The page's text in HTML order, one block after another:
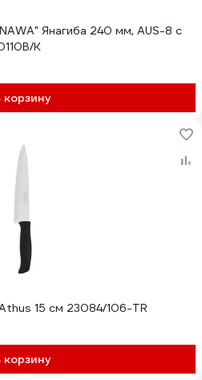
Янагиба 240 мм, AUS-8 с
K
корзину
15 см 23084/106-TR
корзину